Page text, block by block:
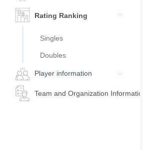
Rating Ranking
Singles
Doubles
Player information
Team and Organization Information